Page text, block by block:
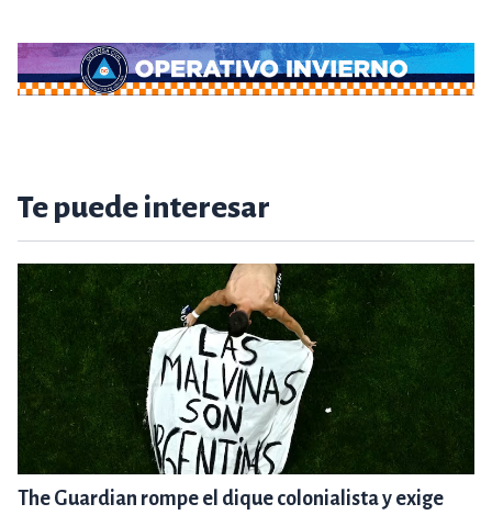
Te puede interesar
The Guardian rompe el dique colonialista y exige